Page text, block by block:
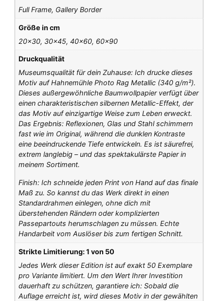
Full Frame, Gallery Border
Größe in cm
20×30, 30×45, 40×60, 60×90
Druckqualität
Museumsqualität für dein Zuhause: Ich drucke dieses
Motiv auf Hahnemühle Photo Rag Metallic (340 g/m²).
Dieses außergewöhnliche Baumwollpapier verfügt über
einen charakteristischen silbernen Metallic-Effekt, der
das Motiv auf einzigartige Weise zum Leben erweckt.
Das Ergebnis: Reflexionen, Glas und Stahl schimmern
fast wie im Original, während die dunklen Kontraste
eine beeindruckende Tiefe entwickeln. Es ist säurefrei,
extrem langlebig – und das spektakulärste Papier in
meinem Sortiment.
Finish: Ich schneide jeden Print von Hand auf das finale
Maß zu. So kannst du das Werk direkt in einen
Standardrahmen einlegen, ohne dich mit
überstehenden Rändern oder komplizierten
Passepartouts herumschlagen zu müssen. Echte
Handarbeit vom Auslöser bis zum fertigen Schnitt.
Strikte Limitierung: 1 von 50
Jedes Werk dieser Edition ist auf exakt 50 Exemplare
pro Variante limitiert. Um den Wert Ihrer Investition
dauerhaft zu schützen, garantiere ich: Sobald die
Auflage erreicht ist, wird dieses Motiv in der gewählten